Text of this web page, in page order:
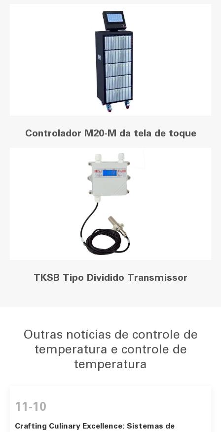
Controlador M20-M da tela de toque
TKSB Tipo Dividido Transmissor
Outras notícias de controle de
temperatura e controle de
temperatura
11-10
Crafting Culinary Excellence: Sistemas de